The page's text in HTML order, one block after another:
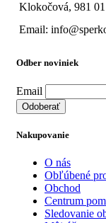
Klokočová, 981
Email:
Odber noviniek
Email
Nakupovanie
O nás
Obľúbené
Obchod
Centrum
Sledovanie